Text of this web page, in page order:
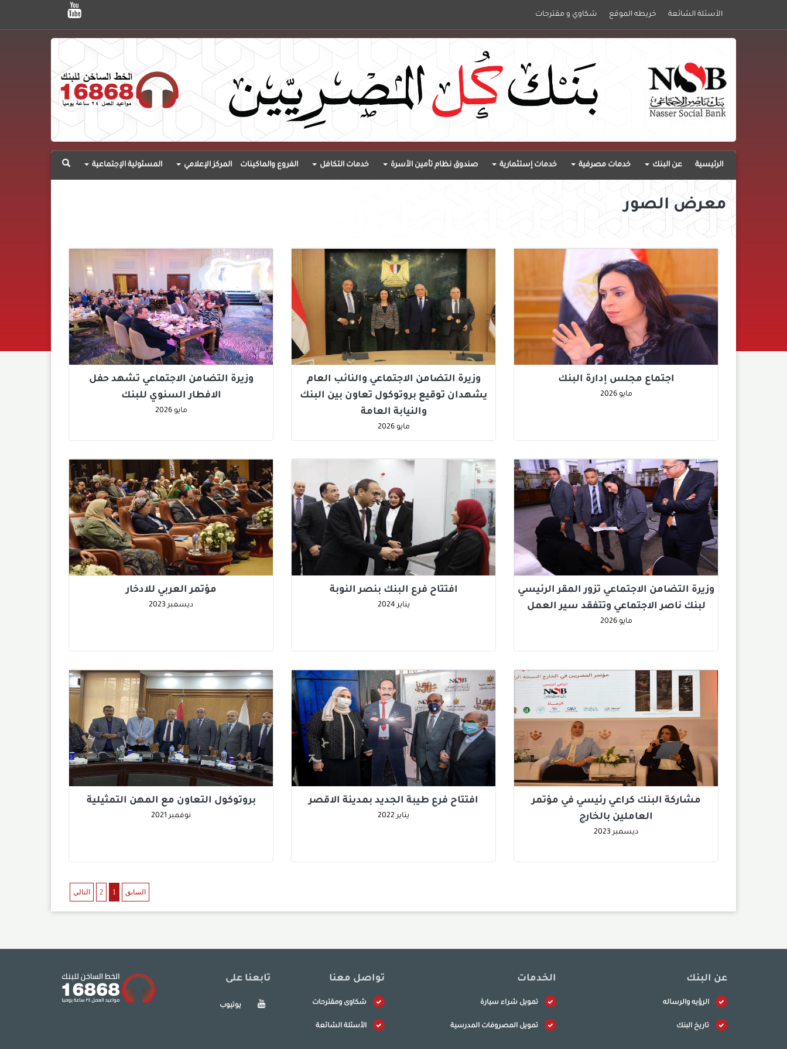
الأسئلة الشائعة خريطه الموقع شكاوي و مقترحات
الرئيسية عن البنك خدمات مصرفية خدمات إستثمارية صندوق نظام تأمين الأسرة خدمات التكافل الفروع والماكينات المركز الإعلامي المسئولية الإجتماعية
معرض الصور
اجتماع مجلس إدارة البنك
مايو 2026
وزيرة التضامن الاجتماعي والنائب العام
يشهدان توقيع بروتوكول تعاون بين البنك
والنيابة العامة
مايو 2026
وزيرة التضامن الاجتماعي تشهد حفل
الافطار السنوي للبنك
مايو 2026
وزيرة التضامن الاجتماعي تزور المقر الرئيسي
لبنك ناصر الاجتماعي وتتفقد سير العمل
مايو 2026
افتتاح فرع البنك بنصر النوبة
يناير 2024
مؤتمر العربي للادخار
ديسمبر 2023
مشاركة البنك كراعي رئيسي في مؤتمر
العاملين بالخارج
ديسمبر 2023
افتتاح فرع طيبة الجديد بمدينة الاقصر
يناير 2022
بروتوكول التعاون مع المهن التمثيلية
نوفمبر 2021
السابق 1
2 التالي
عن البنك
الرؤيه والرساله
تاريخ البنك
الخدمات
تمويل شراء سيارة
تمويل المصروفات المدرسية
تواصل معنا
شكاوى ومقترحات
الأسئلة الشائعة
تابعنا على
يوتيوب